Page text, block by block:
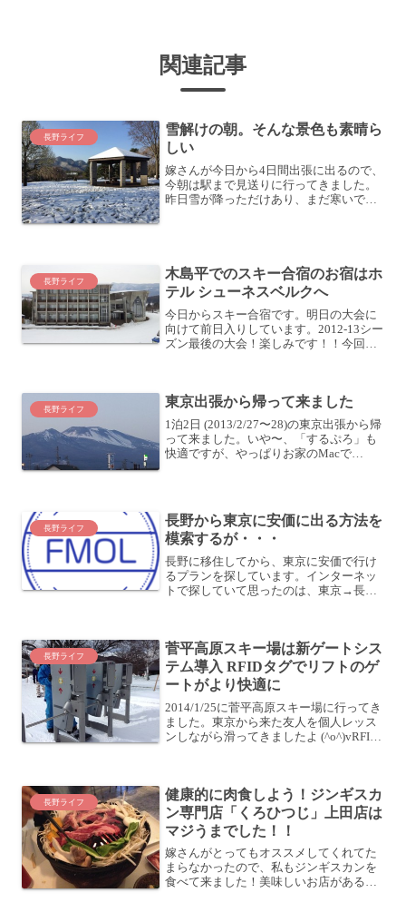
関連記事
長野ライフ
雪解けの朝。そんな景色も素晴ら
しい
嫁さんが今日から4日間出張に出るので、
今朝は駅まで見送りに行ってきました。
昨日雪が降っただけあり、まだ寒いです
長野ライフ
木島平でのスキー合宿のお宿はホ
テル シューネスベルクへ
今日からスキー合宿です。明日の大会に
向けて前日入りしています。2012-13シー
ズン最後の大会！楽しみです！！今回の
ですからね。実は...
長野ライフ 東京出張から帰って来ました
1泊2日 (2013/2/27〜28)の東京出張から帰
って来ました。いや〜、「するぷろ」も
快適ですが、やっぱりお家のMacで
長野ライフ
長野から東京に安価に出る方法を
模索するが・・・
長野に移住してから、東京に安価で行け
るプランを探しています。インターネッ
トで探していて思ったのは、東京→長野
なり素晴らしいです...
長野ライフ
菅平高原スキー場は新ゲートシス
テム導入 RFIDタグでリフトのゲ
ートがより快適に
2014/1/25に菅平高原スキー場に行ってき
ました。東京から来た友人を個人レッス
ンしながら滑ってきましたよ (^o^)vRFID
シ...
長野ライフ
健康的に肉食しよう！ジンギスカ
ン専門店「くろひつじ」上田店は
マジうまでした！！
嫁さんがとってもオススメしてくれてた
まらなかったので、私もジンギスカンを
食べて来ました！美味しいお店があると